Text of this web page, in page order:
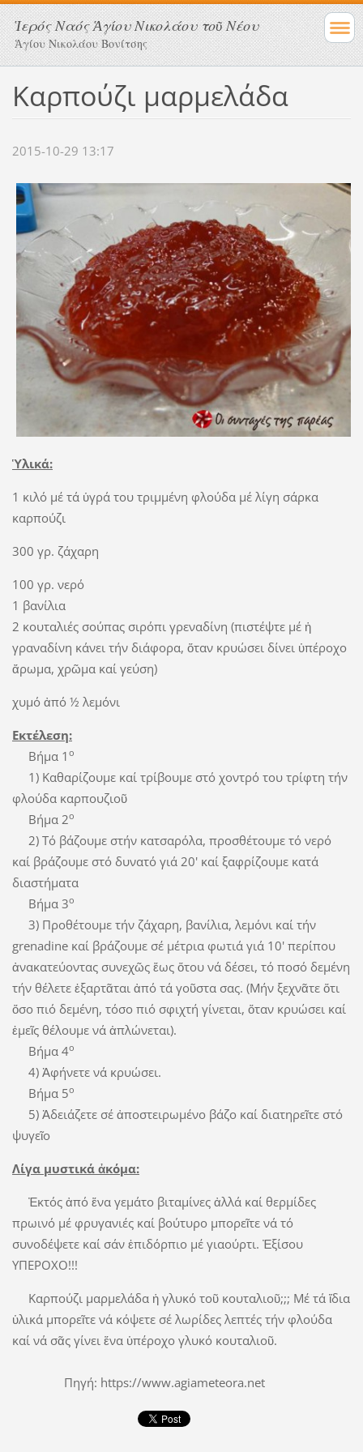
Ἱερός Ναός Ἁγίου Νικολάου τοῦ Νέου
Ἁγίου Νικολάου Βονίτσης
Καρπούζι μαρμελάδα
2015-10-29 13:17
Ὑλικά:
1 κιλό μέ τά ὑγρά του τριμμένη φλούδα μέ λίγη σάρκα
καρπούζι
300 γρ. ζάχαρη
100 γρ. νερό
1 βανίλια
2 κουταλιές σούπας σιρόπι γρεναδίνη (πιστέψτε μέ ἡ
γραναδίνη κάνει τήν διάφορα, ὅταν κρυώσει δίνει ὑπέροχο
ἄρωμα, χρῶμα καί γεύση)
χυμό ἀπό ½ λεμόνι
Εκτέλεση:
Βήμα 1 ο
1) Καθαρίζουμε καί τρίβουμε στό χοντρό του τρίφτη τήν
φλούδα καρπουζιοῦ
Βήμα 2ο
2) Τό βάζουμε στήν κατσαρόλα, προσθέτουμε τό νερό
καί βράζουμε στό δυνατό γιά 20' καί ξαφρίζουμε κατά
διαστήματα
Βήμα 3ο
3) Προθέτουμε τήν ζάχαρη, βανίλια, λεμόνι καί τήν
grenadine καί βράζουμε σέ μέτρια φωτιά γιά 10' περίπου
ἀνακατεύοντας συνεχῶς ἕως ὅτου νά δέσει, τό ποσό δεμένη
τήν θέλετε ἐξαρτᾶται ἀπό τά γοῦστα σας. (Μήν ξεχνᾶτε ὅτι
ὅσο πιό δεμένη, τόσο πιό σφιχτή γίνεται, ὅταν κρυώσει καί
ἐμεῖς θέλουμε νά ἁπλώνεται).
Βήμα 4ο
4) Ἀφήνετε νά κρυώσει.
Βήμα 5ο
5) Ἀδειάζετε σέ ἀποστειρωμένο βάζο καί διατηρεῖτε στό
ψυγεῖο
Λίγα μυστικά ἀκόμα:
Ἐκτός ἀπό ἕνα γεμάτο βιταμίνες ἀλλά καί θερμίδες
πρωινό μέ φρυγανιές καί βούτυρο μπορεῖτε νά τό
συνοδέψετε καί σάν ἐπιδόρπιο μέ γιαούρτι. Ἐξίσου
ΥΠΕΡΟΧΟ!!!
Καρπούζι μαρμελάδα ἡ γλυκό τοῦ κουταλιοῦ;;; Μέ τά ἴδια
ὑλικά μπορεῖτε νά κόψετε σέ λωρίδες λεπτές τήν φλούδα
καί νά σᾶς γίνει ἕνα ὑπέροχο γλυκό κουταλιοῦ.
Πηγή: https://www.agiameteora.net